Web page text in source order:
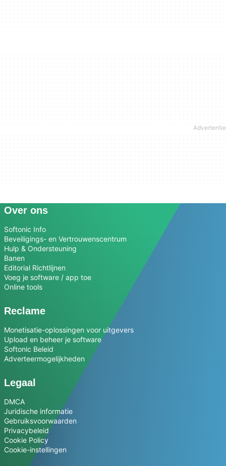
Over ons
Softonic Info
Beveiligings- en Vertrouwenscentrum
Hulp & Ondersteuning
Banen
Editorial Richtlijnen
Voeg je software / app toe
Online tools
Reclame
Monetisatie-oplossingen voor uitgevers
Upload en beheer je software
Softonic Beleid
Adverteermogelijkheden
Legaal
DMCA
Juridische informatie
Gebruiksvoorwaarden
Privacybeleid
Cookie Policy
Cookie-instellingen